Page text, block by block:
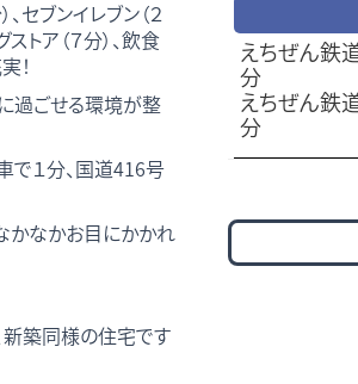
セブンイレブン（２
ストア（７分）、飲食
！
過ごせる環境が整
で１分、国道416号
かなかお目にかかれ
新築同様の住宅です
えちぜん鉄
分
えちぜん鉄
分